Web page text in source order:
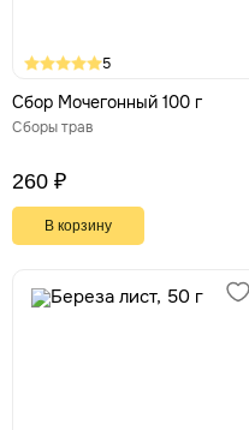
5
Сбор Мочегонный 100 г
Сборы трав
260 ₽
В корзину